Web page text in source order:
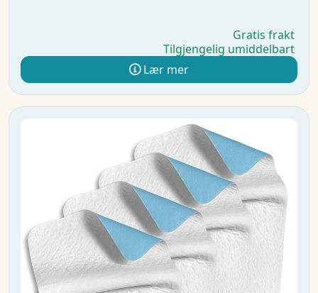
Gratis frakt
Tilgjengelig umiddelbart
Lær mer